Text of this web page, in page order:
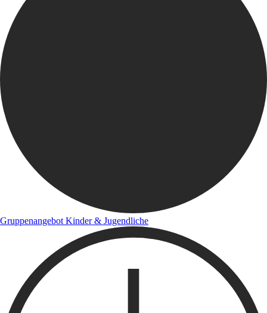
Gruppenangebot Kinder & Jugendliche